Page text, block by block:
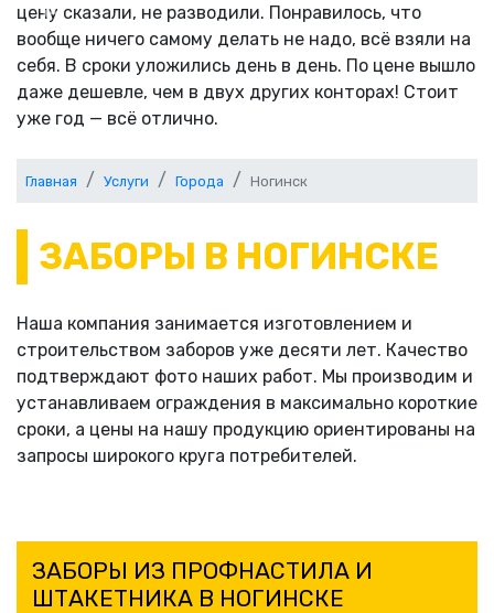
цену сказали, не разводили. Понравилось, что
вообще ничего самому делать не надо, всё взяли на
себя. В сроки уложились день в день. По цене вышло
даже дешевле, чем в двух других конторах! Стоит
уже год — всё отлично.
Previous
Главная Услуги Города Ногинск
ЗАБОРЫ В НОГИНСКЕ
Наша компания занимается изготовлением и
строительством заборов уже десяти лет. Качество
подтверждают фото наших работ. Мы производим и
устанавливаем ограждения в максимально короткие
сроки, а цены на нашу продукцию ориентированы на
запросы широкого круга потребителей.
ЗАБОРЫ ИЗ ПРОФНАСТИЛА И
ШТАКЕТНИКА В НОГИНСКЕ